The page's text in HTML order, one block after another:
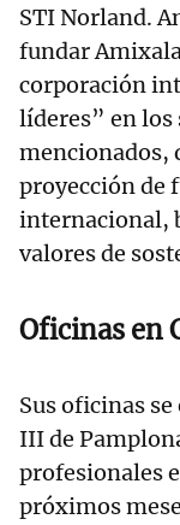
STI Norland.
fundar
corporación
líderes” en
mencionados,
proyección de
internacional,
valores de
Oficinas en
Sus oficinas
III de
profesionales
próximos